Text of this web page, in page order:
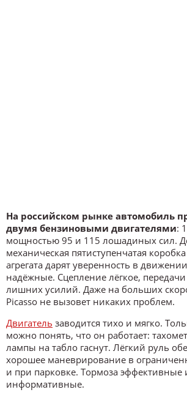
На российском рынке автомобиль
двумя бензиновыми двигателями:
мощностью 95 и 115 лошадиных сил.
механическая пятиступенчатая
агрегата дарят уверенность в
надёжные. Сцепление лёгкое,
лишних усилий. Даже на больших
Picasso не вызовет никаких проблем.
Двигатель заводится тихо и мягко.
можно понять, что он работает:
лампы на табло гаснут. Лёгкий руль
хорошее маневрирование в
и при парковке. Тормоза эффективные
информативные.